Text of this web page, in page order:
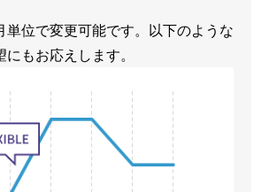
単位で変更可能です。以下のような
もお応えします。